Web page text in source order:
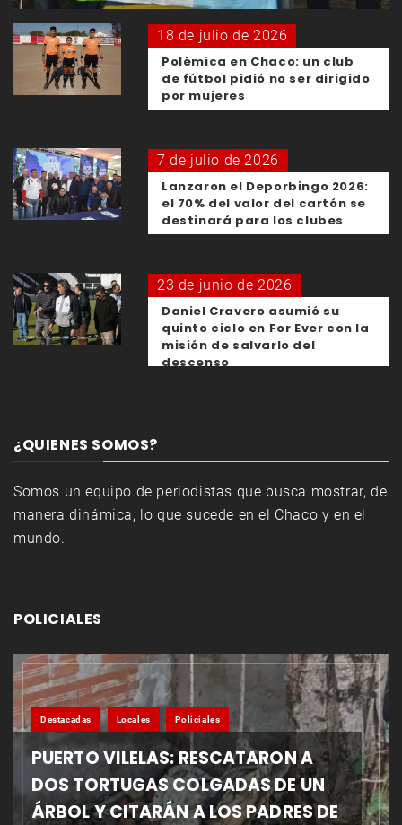
18 de julio de 2026
Polémica en Chaco: un club
de fútbol pidió no ser dirigido
por mujeres
7 de julio de 2026
Lanzaron el Deporbingo 2026:
el 70% del valor del cartón se
destinará para los clubes
23 de junio de 2026
Daniel Cravero asumió su
quinto ciclo en For Ever con la
misión de salvarlo del
descenso
¿QUIENES SOMOS?
Somos un equipo de periodistas que busca mostrar, de
manera dinámica, lo que sucede en el Chaco y en el
mundo.
POLICIALES
Destacadas Locales Policiales
PUERTO VILELAS: RESCATARON A
DOS TORTUGAS COLGADAS DE UN
ÁRBOL Y CITARÁN A LOS PADRES DE